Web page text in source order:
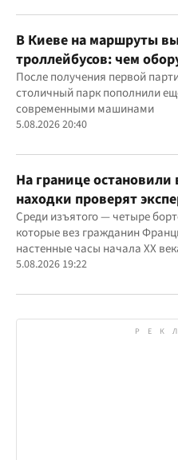
В Киеве на маршруты
троллейбусов: чем
После получения первой
столичный парк пополнили
современными машинами
5.08.2026 20:40
На границе
находки проверят
Среди изъятого — четыре
которые вез гражданин
настенные часы начала ХХ
найденные в автомобиле
5.08.2026 19:22